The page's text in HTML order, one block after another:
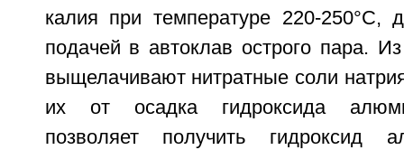
калия при температуре 220-
подачей в автоклав острого пара.
выщелачивают нитратные соли
их от осадка гидроксида
позволяет получить гидроксид